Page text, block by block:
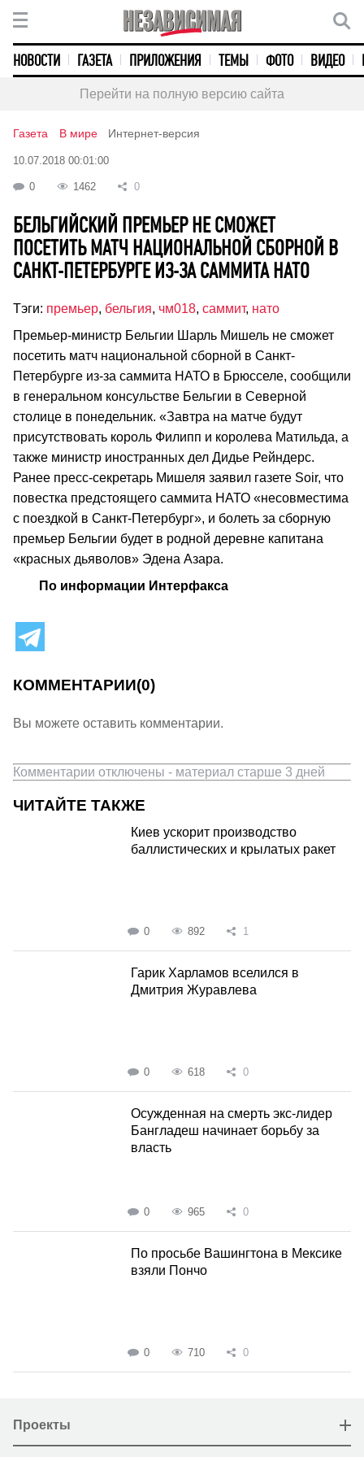
НОВОСТИ ГАЗЕТА ПРИЛОЖЕНИЯ ТЕМЫ ФОТО ВИДЕО
Перейти на полную версию сайта
Газета В мире Интернет-версия
10.07.2018 00:01:00
0 1462 0
БЕЛЬГИЙСКИЙ ПРЕМЬЕР НЕ СМОЖЕТ
ПОСЕТИТЬ МАТЧ НАЦИОНАЛЬНОЙ СБОРНОЙ В
САНКТ-ПЕТЕРБУРГЕ ИЗ-ЗА САММИТА НАТО
Тэги: премьер, бельгия, чм018, саммит, нато
Премьер-министр Бельгии Шарль Мишель не сможет
посетить матч национальной сборной в Санкт-
Петербурге из-за саммита НАТО в Брюсселе, сообщили
в генеральном консульстве Бельгии в Северной
столице в понедельник. «Завтра на матче будут
присутствовать король Филипп и королева Матильда, а
также министр иностранных дел Дидье Рейндерс.
Ранее пресс-секретарь Мишеля заявил газете Soir, что
повестка предстоящего саммита НАТО «несовместима
с поездкой в Санкт-Петербург», и болеть за сборную
премьер Бельгии будет в родной деревне капитана
«красных дьяволов» Эдена Азара.
По информации Интерфакса
КОММЕНТАРИИ(0)
Вы можете оставить комментарии.
Комментарии отключены - материал старше 3 дней
ЧИТАЙТЕ ТАКЖЕ
Киев ускорит производство
баллистических и крылатых ракет
0 892 1
Гарик Харламов вселился в
Дмитрия Журавлева
0 618 0
Осужденная на смерть экс-лидер
Бангладеш начинает борьбу за
власть
0 965 0
По просьбе Вашингтона в Мексике
взяли Пончо
0 710 0
Проекты